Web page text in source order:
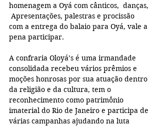
homenagem a Oyá com cânticos,  danças,
Apresentações, palestras e procissão
com a entrega do balaio para Oyá, vale a
pena participar.
A confraria Oloyá’s é uma irmandade
consolidada recebeu vários prêmios e
moções honrosas por sua atuação dentro
da religião e da cultura, tem o
reconhecimento como patrimônio
imaterial do Rio de Janeiro e participa de
várias campanhas ajudando na luta